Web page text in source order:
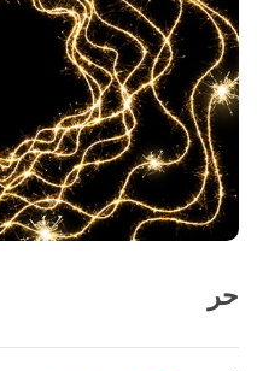
حر